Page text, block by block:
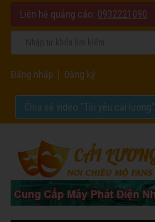
Liên hệ quảng cáo: 0932221090
Đăng nhập Đăng ký
Chia sẻ video "Tôi yêu cải lương".